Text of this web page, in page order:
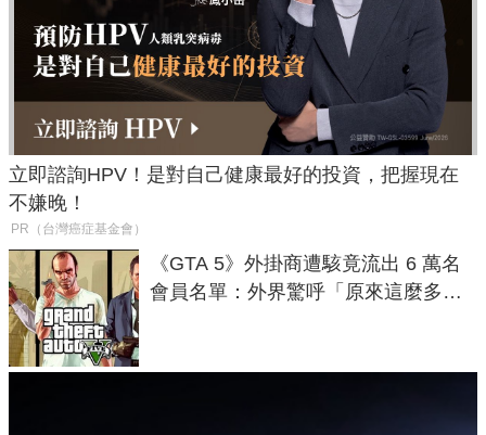
立即諮詢HPV！是對自己健康最好的投資，把握現在
不嫌晚！
PR（台灣癌症基金會）
《GTA 5》外掛商遭駭竟流出 6 萬名
會員名單：外界驚呼「原來這麼多人